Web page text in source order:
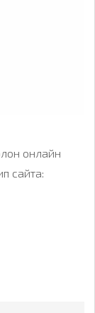
онлайн
сайта: